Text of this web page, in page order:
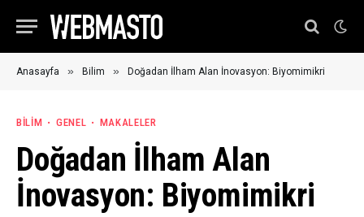
Anasayfa » Bilim » Doğadan İlham Alan İnovasyon: Biyomimikri
BILIM GENEL MAKALELER
Doğadan İlham Alan
İnovasyon: Biyomimikri